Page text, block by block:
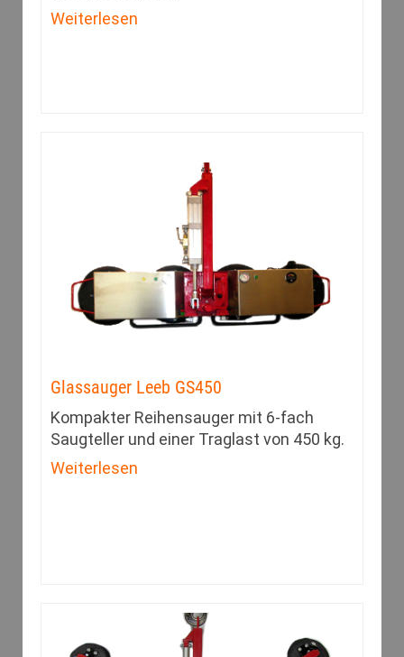
Weiterlesen
Glassauger Leeb GS450
Kompakter Reihensauger mit 6-fach
Saugteller und einer Traglast von 450 kg.
Weiterlesen